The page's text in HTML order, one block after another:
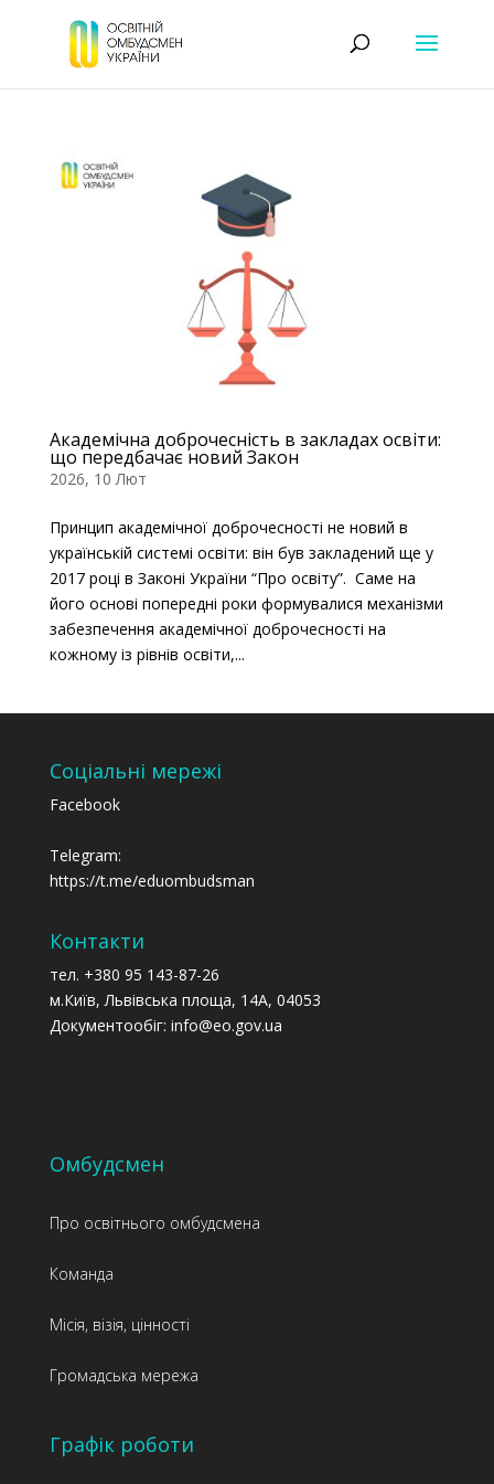
Академічна доброчесність в закладах освіти:
що передбачає новий Закон
2026, 10 Лют
Принцип академічної доброчесності не новий в
українській системі освіти: він був закладений ще у
2017 році в Законі України “Про освіту”. Саме на
його основі попередні роки формувалися механізми
забезпечення академічної доброчесності на
кожному із рівнів освіти,...
Соціальні мережі
Facebook
Telegram:
https://t.me/eduombudsman
Контакти
тел. +380 95 143-87-26
м.Київ, Львівська площа, 14А, 04053
Документообіг: info@eo.gov.ua
Омбудсмен
Про освітнього омбудсмена
Команда
Місія, візія, цінності
Громадська мережа
Графік роботи